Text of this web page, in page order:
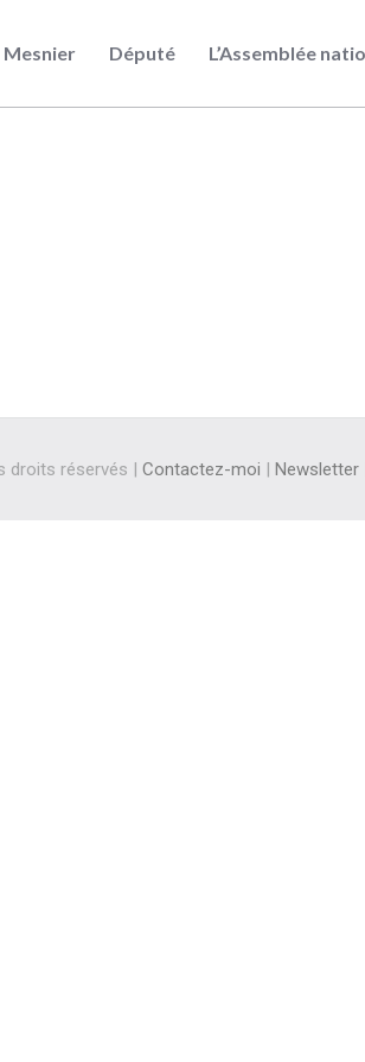
Mesnier Député L’Assemblée
droits réservés |Contactez-moi |Newsletter